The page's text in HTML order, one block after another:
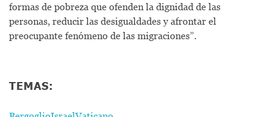
formas de pobreza que ofenden la dignidad de las
personas, reducir las desigualdades y afrontar el
preocupante fenómeno de las migraciones”.
TEMAS: